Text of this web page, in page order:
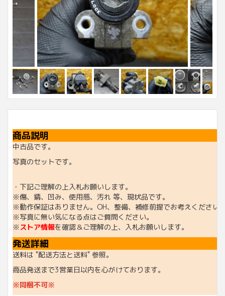
商品説明
中古品です。
写真のセットです。
・下記ご理解の上入札お願いします。
※傷、錆、凹み、使用感、汚れ 等、現状品です。
※動作保証はありません。OH、整備、補修前提でお考えください
※写真に無い気になる点はご質問ください。
※ストア情報を確認＆ご理解の上、入札お願いします。
発送詳細
送料は "配送方法と送料" 参照。
商品発送まで3営業日以内を心がけております。
※同梱不可※